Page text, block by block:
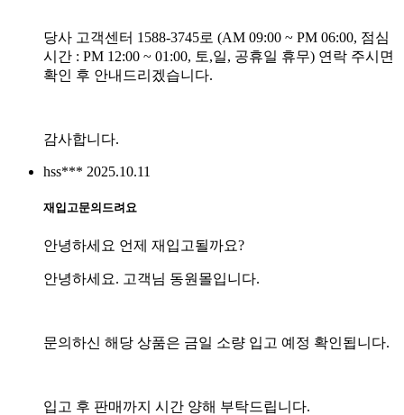
당사 고객센터 1588-3745로 (AM 09:00 ~ PM 06:00, 점심
시간 : PM 12:00 ~ 01:00, 토,일, 공휴일 휴무) 연락 주시면
확인 후 안내드리겠습니다.
감사합니다.
hss*** 2025.10.11
재입고문의드려요
안녕하세요 언제 재입고될까요?
안녕하세요. 고객님 동원몰입니다.
문의하신 해당 상품은 금일 소량 입고 예정 확인됩니다.
입고 후 판매까지 시간 양해 부탁드립니다.